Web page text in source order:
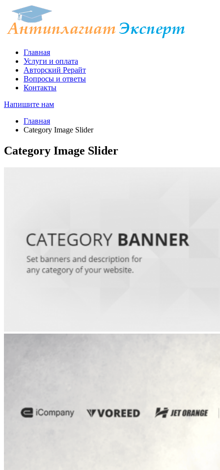
Главная
Услуги и оплата
Авторский Рерайт
Вопросы и ответы
Контакты
Напишите нам
Главная
Category Image Slider
Category Image Slider